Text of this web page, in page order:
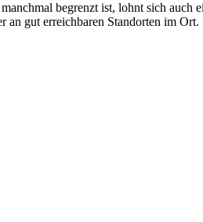
begrenzt ist, lohnt sich
an gut erreichbaren Standorten im Ort.